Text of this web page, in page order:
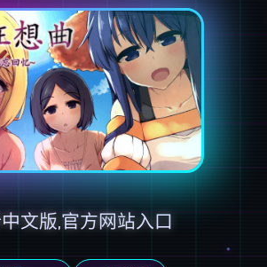
文版,官方网站入口